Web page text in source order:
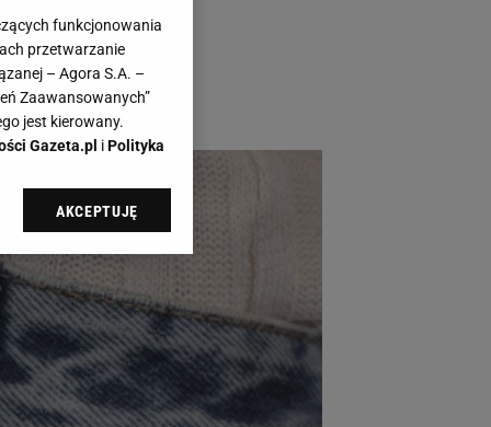
stylizację.
eleganckie,
funkcjonowania
przetwarzanie
– Agora S.A. –
Zaawansowanych”
jest kierowany.
Gazeta.pl iPolityka
sp. z o.o., jej
danych poprzez
Zmiana ustawień
celów identyfikacji.
reklam i treści,
AKCEPTUJĘ